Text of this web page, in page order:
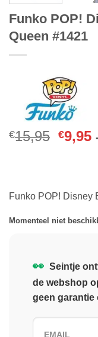
Funko POP!
Queen #1421
€15,95 €9,95
Funko POP! Disney
Momenteel niet
👀 Seintje
de webshop
geen garantie